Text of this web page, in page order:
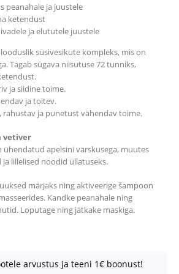
peanahale ja juustele
ketendust
ja elututele juustele
süsivesikute kompleks, mis on
Tagab sügava niisutuse 72 tunniks,
ja siidine toime.
ja toitev.
rahustav ja punetust vähendav toime.
vetiver
ühendatud apelsini värskusega, muutes
lillelised noodid üllatuseks.
märjaks ning aktiveerige šampoon
Kandke peanahale ning
Loputage ning jätkake maskiga.
arvustus ja teeni 1€ boonust!